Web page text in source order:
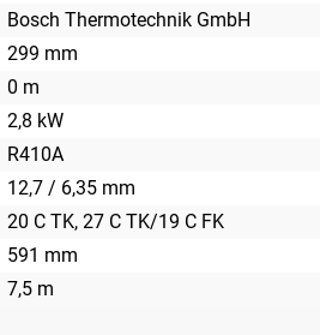
Bosch Thermotechnik GmbH
299 mm
0 m
2,8 kW
R410A
12,7 / 6,35 mm
20 C TK, 27 C TK/19 C FK
591 mm
7,5 m